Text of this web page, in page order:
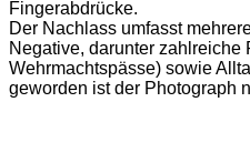
Fingerabdrücke.
Der Nachlass umfasst
Negative, darunter zahlreiche
Wehrmachtspässe) sowie
geworden ist der Photograph